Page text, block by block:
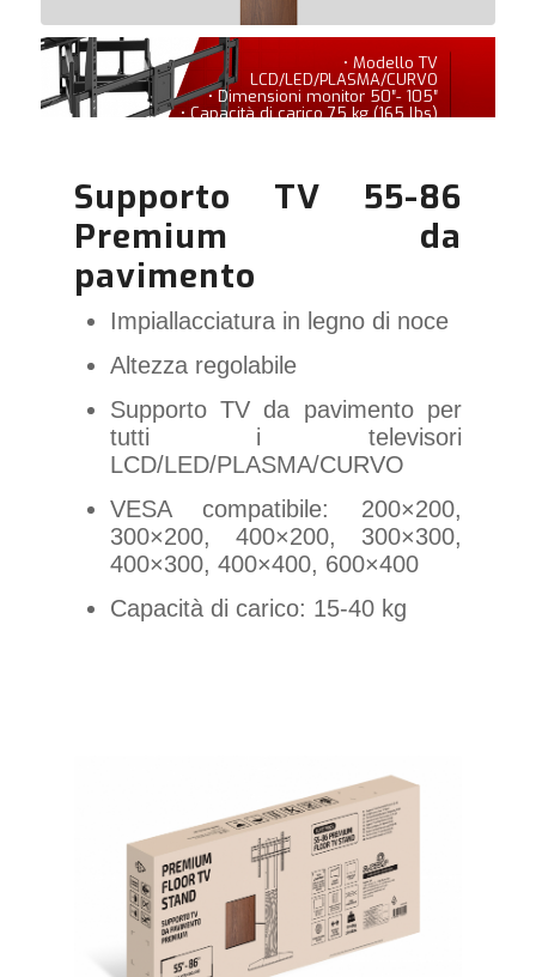
• Modello TV
LCD/LED/PLASMA/CURVO
• Dimensioni monitor 50″- 105″
• Capacità di carico 75 kg (165 lbs)
Supporto TV 55-86
Premium da
pavimento
Impiallacciatura in legno di noce
Altezza regolabile
Supporto TV da pavimento per
tutti i televisori
LCD/LED/PLASMA/CURVO
VESA compatibile: 200×200,
300×200, 400×200, 300×300,
400×300, 400×400, 600×400
Capacità di carico: 15-40 kg